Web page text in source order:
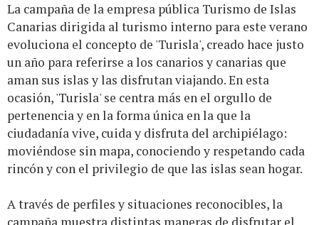
La campaña de la empresa pública Turismo de Islas
Canarias dirigida al turismo interno para este verano
evoluciona el concepto de 'Turisla', creado hace justo
un año para referirse a los canarios y canarias que
aman sus islas y las disfrutan viajando. En esta
ocasión, 'Turisla' se centra más en el orgullo de
pertenencia y en la forma única en la que la
ciudadanía vive, cuida y disfruta del archipiélago:
moviéndose sin mapa, conociendo y respetando cada
rincón y con el privilegio de que las islas sean hogar.
A través de perfiles y situaciones reconocibles, la